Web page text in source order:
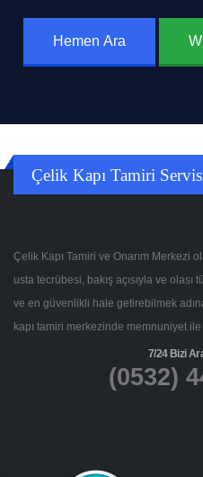
Hemen Ara
Çelik Kapı Tamiri
Çelik Kapı Tamiri ve Onarım Merkezi
usta tecrübesi, bakış açısıyla ve
ve en güvenlikli hale getirebilmek
kapı tamiri merkezinde memnuniyet
7/24 Bizi
(0532)